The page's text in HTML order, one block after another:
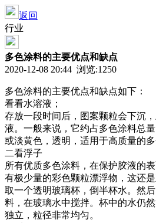
返回
行业
多色涂料的主要优点和缺点
2020-12-08 20:44 浏览:1250
多色涂料的主要优点和缺点如下：
看看水溶液；
存放一段时间后，图案颗粒会下沉
液。一般来说，它约占多色涂料总
或淡黄色，透明，适用于高质量的多
二看浮子
所有优质多色涂料，在保护胶液的
有极少量的彩色颗粒漂浮物，这还是
取一个透明玻璃杯，倒半杯水。然
料，在玻璃水中搅拌。杯中的水仍
独立，粒径非常均匀。